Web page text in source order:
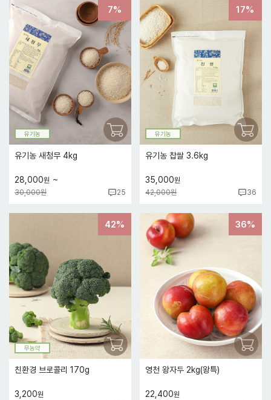
7%
유기농
유기농 새청무 4kg
28,000원 ~
30,000원 25
17%
유기농
유기농 찹쌀 3.6kg
35,000원
42,000원
36
42%
무농약
친환경 브로콜리 170g
3,200원
36%
영천 왕자두 2kg(왕특)
22,400원